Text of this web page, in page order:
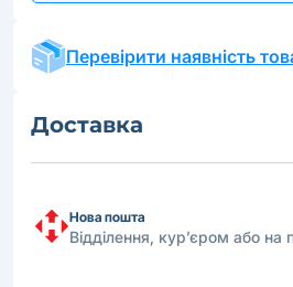
Перевірити наявність
Доставка
Нова пошта
Відділення, кур’єром або на